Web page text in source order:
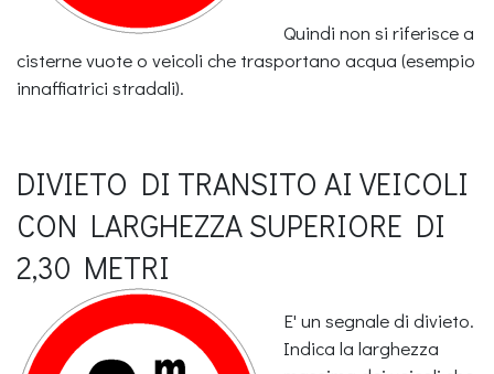
Quindi non si riferisce a
cisterne vuote o veicoli che trasportano acqua (esempio
innaffiatrici stradali).
DIVIETO DI TRANSITO AI VEICOLI
CON LARGHEZZA SUPERIORE DI
2,30 METRI
E' un segnale di divieto.
Indica la larghezza